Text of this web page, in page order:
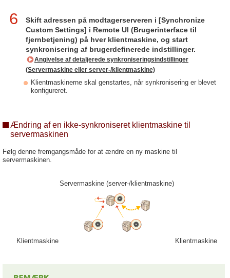
6
Skift adressen på modtagerserveren i [Synchronize
Custom Settings] i Remote UI (Brugerinterface til
fjernbetjening) på hver klientmaskine, og start
synkronisering af brugerdefinerede indstillinger.
Angivelse af detaljerede synkroniseringsindstillinger
(Servermaskine eller server-/klientmaskine)
Klientmaskinerne skal genstartes, når synkronisering er blevet
konfigureret.
Ændring af en ikke-synkroniseret klientmaskine til
servermaskinen
Følg denne fremgangsmåde for at ændre en ny maskine til
servermaskinen.
Servermaskine (server-/klientmaskine)
Klientmaskine Klientmaskine